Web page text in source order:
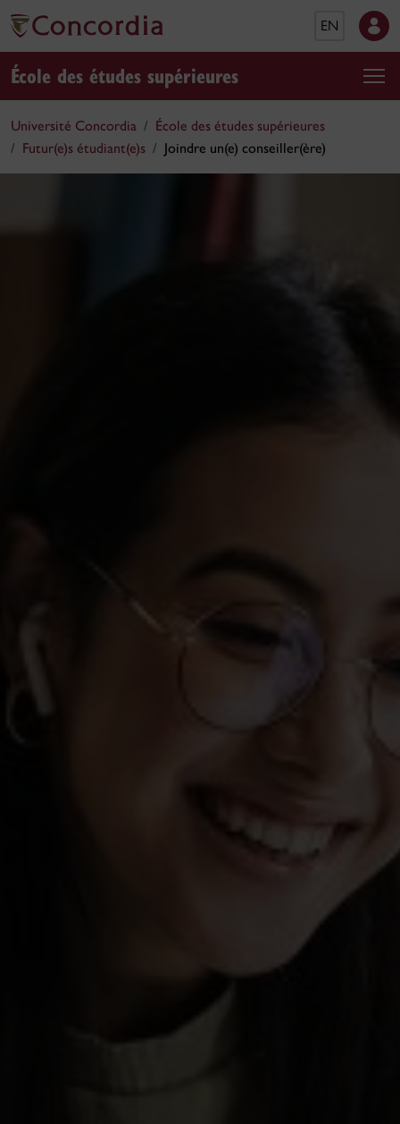
EN
École des études supérieures
Université Concordia
École des études supérieures
Futur(e)s étudiant(e)s
Joindre un(e) conseiller(ère)